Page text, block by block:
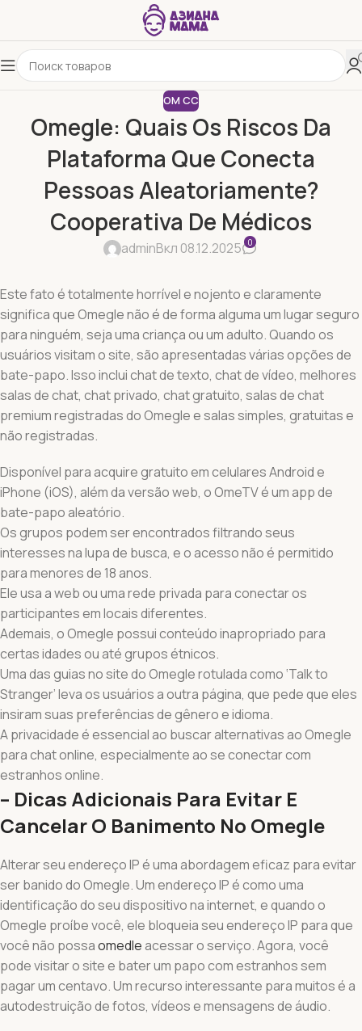
OM CC
Omegle: Quais Os Riscos Da
Plataforma Que Conecta
Pessoas Aleatoriamente?
Cooperativa De Médicos
adminВкл 08.12.2025 0
Este fato é totalmente horrível e nojento e claramente
significa que Omegle não é de forma alguma um lugar seguro
para ninguém, seja uma criança ou um adulto. Quando os
usuários visitam o site, são apresentadas várias opções de
bate-papo. Isso inclui chat de texto, chat de vídeo, melhores
salas de chat, chat privado, chat gratuito, salas de chat
premium registradas do Omegle e salas simples, gratuitas e
não registradas.
Disponível para acquire gratuito em celulares Android e
iPhone (iOS), além da versão web, o OmeTV é um app de
bate-papo aleatório.
Os grupos podem ser encontrados filtrando seus
interesses na lupa de busca, e o acesso não é permitido
para menores de 18 anos.
Ele usa a web ou uma rede privada para conectar os
participantes em locais diferentes.
Ademais, o Omegle possui conteúdo inapropriado para
certas idades ou até grupos étnicos.
Uma das guias no site do Omegle rotulada como ‘Talk to
Stranger’ leva os usuários a outra página, que pede que eles
insiram suas preferências de gênero e idioma.
A privacidade é essencial ao buscar alternativas ao Omegle
para chat online, especialmente ao se conectar com
estranhos online.
– Dicas Adicionais Para Evitar E
Cancelar O Banimento⁤ No Omegle
Alterar seu endereço IP é uma abordagem eficaz para evitar
ser banido do Omegle. Um endereço IP é como uma
identificação do seu dispositivo na internet, e quando o
Omegle⁢ proíbe você, ele ‌bloqueia seu endereço IP para que
você não possaomedleacessar o serviço. Agora, você
pode visitar o site e bater um papo com estranhos sem
pagar um centavo. Um recurso interessante para muitos é a
autodestruição de fotos, vídeos e mensagens de áudio.